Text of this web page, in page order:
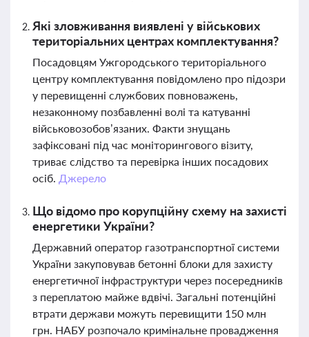
Які зловживання виявлені у військових
територіальних центрах комплектування?
Посадовцям Ужгородського територіального
центру комплектування повідомлено про підозри
у перевищенні службових повноважень,
незаконному позбавленні волі та катуванні
військовозобов’язаних. Факти знущань
зафіксовані під час моніторингового візиту,
триває слідство та перевірка інших посадових
осіб. Джерело
Що відомо про корупційну схему на захисті
енергетики України?
Державний оператор газотранспортної системи
України закуповував бетонні блоки для захисту
енергетичної інфраструктури через посередників
з переплатою майже вдвічі. Загальні потенційні
втрати держави можуть перевищити 150 млн
грн. НАБУ розпочало кримінальне провадження